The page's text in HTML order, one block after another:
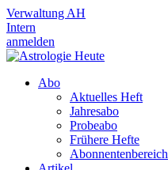
Verwaltung AH
Intern
anmelden
Abo
Aktuelles Heft
Jahresabo
Probeabo
Frühere Hefte
Abonnentenbereich